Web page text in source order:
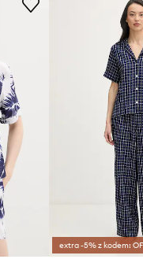
extra -5% z kodem: